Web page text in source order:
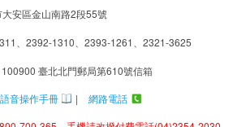
安區金山南路2段55號
、2392-1310、2393-1261、2321-3625
臺北北門郵局第610號信箱
音操作手冊 |
網路電話